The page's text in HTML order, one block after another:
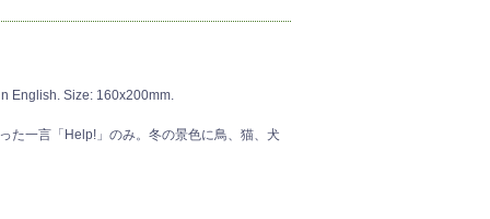
English. Size: 160x200mm.
た一言「Help!」のみ。冬の景色に鳥、猫、犬